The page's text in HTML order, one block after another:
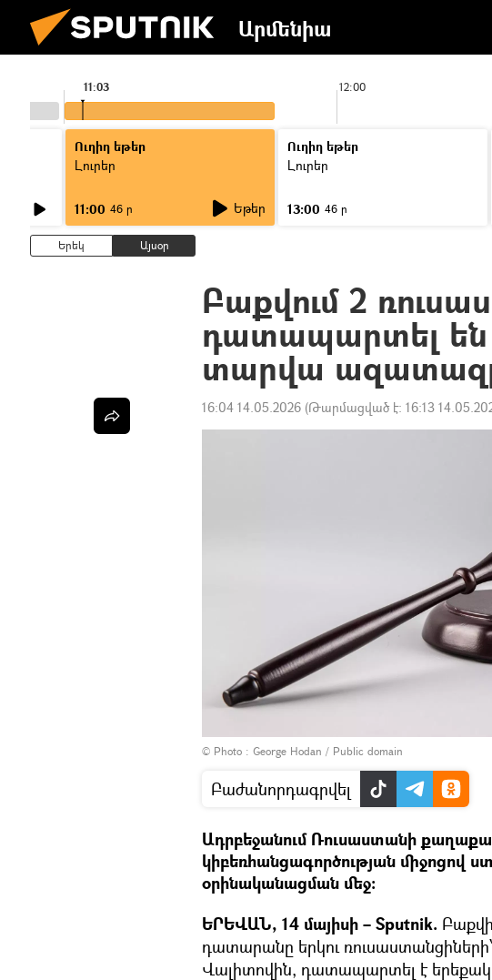
Արմենիա
12:00
11:03
Ուղիղ եթեր
Լուրեր
11:00 46 ր Եթեր
Ուղիղ եթեր
Լուրեր
13:00 46 ր
Երեկ Այսօր
Բաքվում 2
դատապարտել
տարվա
16:04 14.05.2026 (Թարմացված է: 16:13
© Photo : George Hodan / Public domain
Բաժանորդագրվել
Ադրբեջանում Ռուսաստանի
կիբեռհանցագործության միջոցով
օրինականացման մեջ:
ԵՐԵՎԱՆ, 14 մայիսի – Sputnik.
դատարանը երկու
Վալիտովին, դատապարտել է